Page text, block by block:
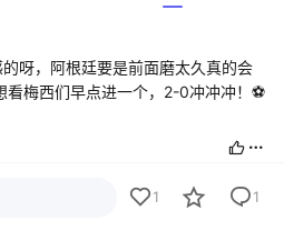
呀，阿根廷要是前面磨太久真的会
看梅西们早点进一个，2-0冲冲冲！⚽️
1 1